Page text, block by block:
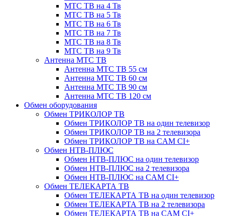
МТС ТВ на 4 Тв
МТС ТВ на 5 Тв
МТС ТВ на 6 Тв
МТС ТВ на 7 Тв
МТС ТВ на 8 Тв
МТС ТВ на 9 Тв
Антенна МТС ТВ
Антенна МТС ТВ 55 см
Антенна МТС ТВ 60 см
Антенна МТС ТВ 90 см
Антенна МТС ТВ 120 см
Обмен оборудования
Обмен ТРИКОЛОР ТВ
Обмен ТРИКОЛОР ТВ на один телевизор
Обмен ТРИКОЛОР ТВ на 2 телевизора
Обмен ТРИКОЛОР ТВ на CAM CI+
Обмен НТВ-ПЛЮС
Обмен НТВ-ПЛЮС на один телевизор
Обмен НТВ-ПЛЮС на 2 телевизора
Обмен НТВ-ПЛЮС на CAM CI+
Обмен ТЕЛЕКАРТА ТВ
Обмен ТЕЛЕКАРТА ТВ на один телевизор
Обмен ТЕЛЕКАРТА ТВ на 2 телевизора
Обмен ТЕЛЕКАРТА ТВ на CAM CI+